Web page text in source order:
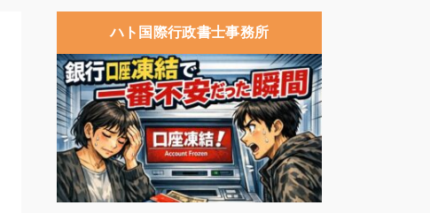
ハト国際行政書士事務所